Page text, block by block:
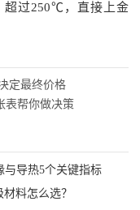
超过250℃，直接上金
定最终价格
表帮你做决策
与导热5个关键指标
料怎么选？